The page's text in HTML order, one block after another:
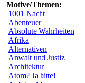
Motive/Themen:
1001 Nacht
Abenteuer
Absolute Wahrheiten
Afrika
Alternativen
Anwalt und Justiz
Architektur
Atom? Ja bitte!